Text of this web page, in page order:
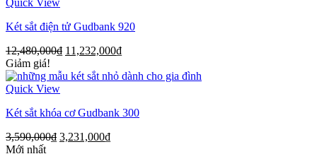
Két sắt điện tử Gudbank 920
12,480,000₫ 11,232,000₫
Giảm giá!
Quick View
Két sắt khóa cơ Gudbank 300
3,590,000₫ 3,231,000₫
Mới nhất